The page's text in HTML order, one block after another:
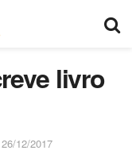
livro
26/12/2017